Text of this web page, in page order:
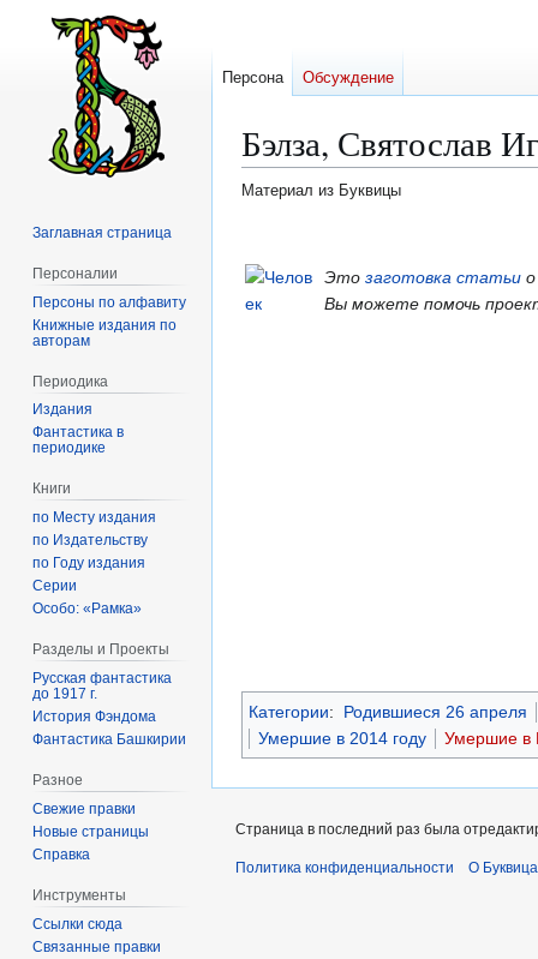
Бэлза, Святослав
Материал из Буквицы
к
навигации
к
поиску
Это заготовка статьи
Вы можете помочь
Категории:
Родившиеся 26 апреля
Умершие в 2014 году
Умершие в
Персона Обсуждение
Заглавная страница
Персоналии
Персоны по алфавиту
Книжные издания по
авторам
Периодика
Издания
Фантастика в
периодике
Книги
по Месту издания
по Издательству
по Году издания
Серии
Особо: «Рамка»
Разделы и Проекты
Русская фантастика
до 1917 г.
История Фэндома
Фантастика Башкирии
Разное
Свежие правки
Новые страницы
Справка
Инструменты
Ссылки сюда
Связанные правки
Страница в последний раз была
Политика конфиденциальности О Буквица